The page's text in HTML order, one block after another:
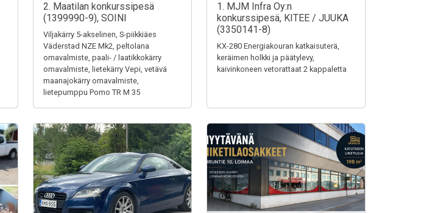
2. Maatilan konkurssipesä
(1399990-9), SOINI
Viljakärry 5-akselinen, S-piikkiäes
Väderstad NZE Mk2, peltolana
omavalmiste, paali- / laatikkokärry
omavalmiste, lietekärry Vepi, vetävä
maanajokärry omavalmiste,
lietepumppu Pomo TR M 35
1. MJM Infra Oy:n
konkurssipesä, KITEE / JUUKA
(3350141-8)
KX-280 Energiakouran katkaisuterä,
keräimen holkki ja päätylevy,
kaivinkoneen vetorattaat 2 kappaletta